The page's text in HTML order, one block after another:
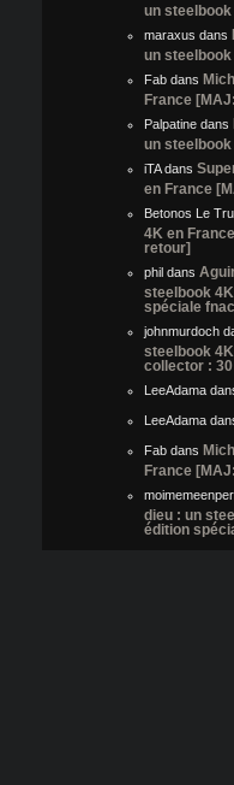
un steelbook
maraxus dans
un steelbook
Fab dans
France
Palpatine dans
un steelbook
iTAdans
en France
Betonos Le
4K en
retour]
phil dans
steelbook
spéciale
johnmurdoch
steelbook
collector :
LeeAdama
LeeAdama
Fab dans
France
dieu : un
édition